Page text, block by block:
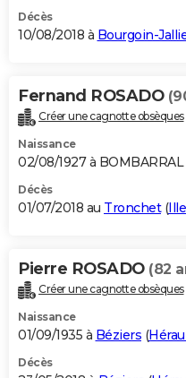
Décès
10/08/2018 à Bourgoin-
Fernand ROSADO
Créer une cagnotte obsèques
Naissance
02/08/1927 à
Décès
01/07/2018 au Tronchet(
Pierre ROSADO (82
Créer une cagnotte obsèques
Naissance
01/09/1935 à Béziers (
Décès